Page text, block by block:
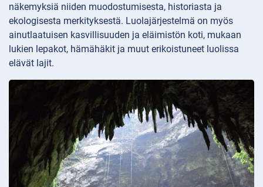
näkemyksiä niiden muodostumisesta, historiasta ja
ekologisesta merkityksestä. Luolajärjestelmä on myös
ainutlaatuisen kasvillisuuden ja eläimistön koti, mukaan
lukien lepakot, hämähäkit ja muut erikoistuneet luolissa
elävät lajit.